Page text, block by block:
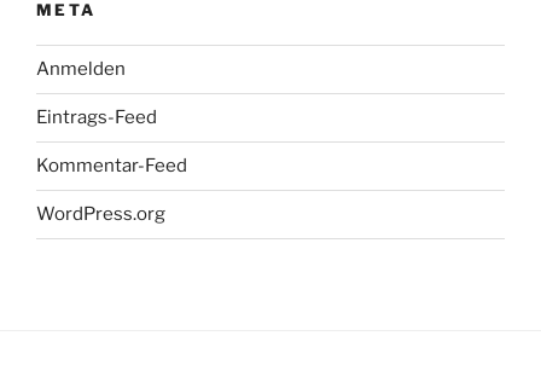
META
Anmelden
Eintrags-Feed
Kommentar-Feed
WordPress.org